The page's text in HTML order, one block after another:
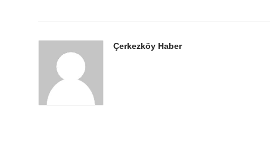
Çerkezköy Haber